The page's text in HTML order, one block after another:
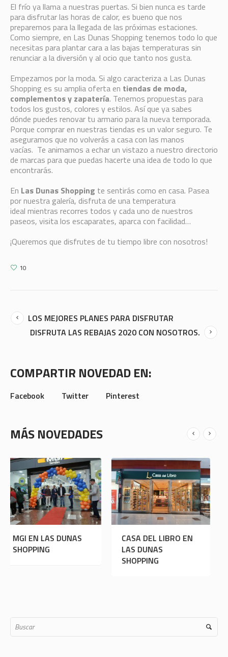
El frío ya llama a nuestras puertas. Si bien nunca es tarde
para disfrutar las horas de calor, es bueno que nos
preparemos para la llegada de las próximas estaciones.
Como siempre, en Las Dunas Shopping tenemos todo lo que
necesitas para plantar cara a las bajas temperaturas sin
renunciar a la diversión y al ocio que tanto nos gusta.
Empezamos por la moda. Si algo caracteriza a Las Dunas
Shopping es su amplia oferta en tiendas de moda,
complementos y zapatería. Tenemos propuestas para
todos los gustos, colores y estilos. Así que ya sabes
dónde puedes renovar tu armario para la nueva temporada.
Porque comprar en nuestras tiendas es un valor seguro. Te
aseguramos que no volverás a casa con las manos
vacías. Te animamos a echar un vistazo a nuestro directorio
de marcas para que puedas hacerte una idea de todo lo que
encontrarás.
En Las Dunas Shopping te sentirás como en casa. Pasea
por nuestra galería, disfruta de una temperatura
ideal mientras recorres todos y cada uno de nuestros
paseos, visita los escaparates, aparca con facilidad…
¡Queremos que disfrutes de tu tiempo libre con nosotros!
10
LOS MEJORES PLANES PARA DISFRUTAR
DISFRUTA LAS REBAJAS 2020 CON NOSOTROS.
COMPARTIR NOVEDAD EN:
Facebook Twitter Pinterest
MÁS NOVEDADES
CASA DEL LIBRO EN
LAS DUNAS
¡NEW ERA LLEGA A
LAS DUNAS
SHOPPING!